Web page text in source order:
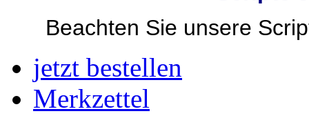
Beachten Sie unsere
jetzt bestellen
Merkzettel